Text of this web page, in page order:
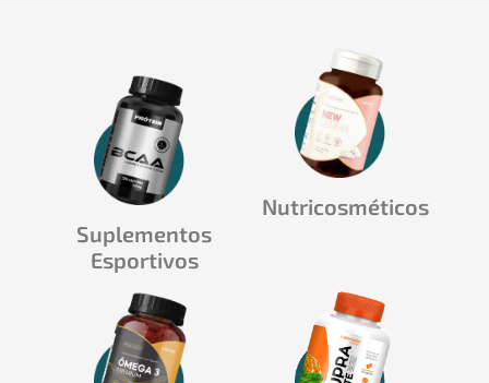
Suplementos
Esportivos
Nutricosméticos